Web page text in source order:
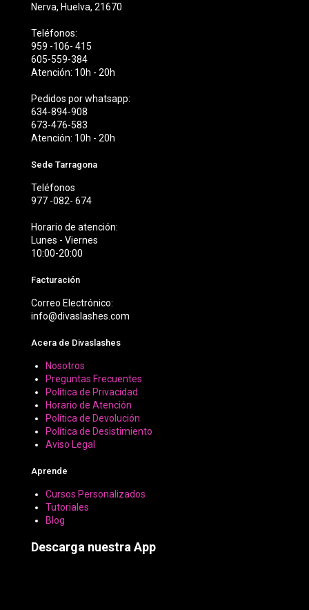
Nerva, Huelva, 21670
Teléfonos:
959 -106- 415
605-559-384
Atención: 10h - 20h
Pedidos por whatsapp:
634-894-908
673-476-583
Atención: 10h - 20h
Sede Tarragona
Teléfonos
977 -082- 674
Horario de atención:
Lunes - Viernes
10:00-20:00
Facturación
Correo Electrónico:
info@divaslashes.com
Acera de Divaslashes
Nosotros
Preguntas Frecuentes
Política de Privacidad
Horario de Atención
Política de Devolución
Política de Desistimiento
Aviso Legal
Aprende
Cursos Personalizados
Tutoriales
Blog
Descarga nuestra App